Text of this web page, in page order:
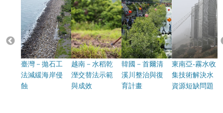
臺灣－拋石工
法減緩海岸侵
蝕
越南－水稻乾
溼交替法示範
與成效
韓國－首爾清
溪川整治與復
育計畫
東南亞-霧水收
集技術解決水
資源短缺問題